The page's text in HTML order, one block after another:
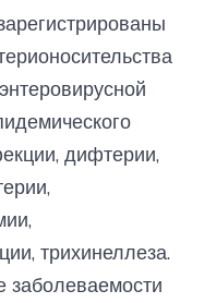
дифтерии,
трихинеллеза.
заболеваемости